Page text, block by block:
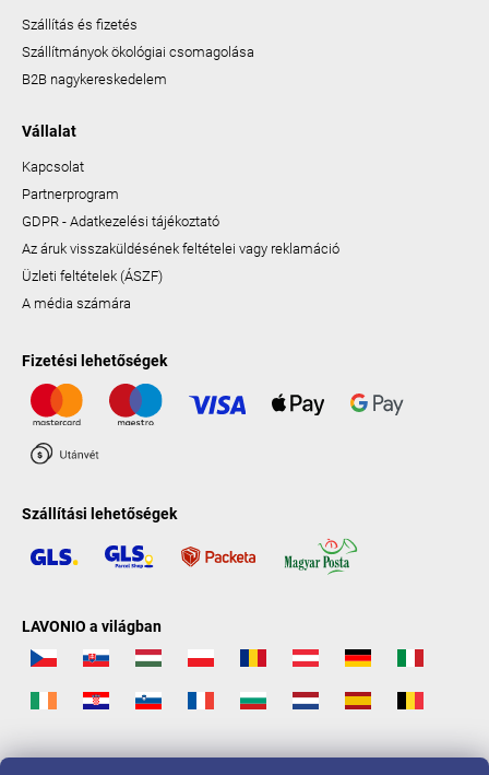
Szállítás és fizetés
Szállítmányok ökológiai csomagolása
B2B nagykereskedelem
Vállalat
Kapcsolat
Partnerprogram
GDPR - Adatkezelési tájékoztató
Az áruk visszaküldésének feltételei vagy reklamáció
Üzleti feltételek (ÁSZF)
A média számára
Fizetési lehetőségek
Szállítási lehetőségek
LAVONIO a világban